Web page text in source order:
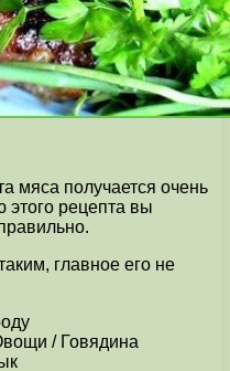
мяса получается очень
рецепта вы
главное его не
/ Говядина